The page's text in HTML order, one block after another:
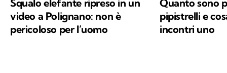
giorno: la conservazione della natura e la
salvaguardia del nostro Pianeta e di chiunque
Squalo elefante ripreso in un
video a Polignano: non è
pericoloso per l’uomo
Quanto sono
pipistrelli e
incontri uno